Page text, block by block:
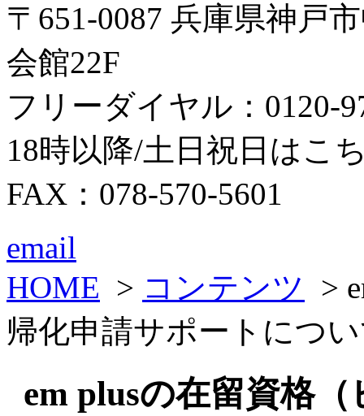
〒651-0087 兵庫県神戸
会館22F
フリーダイヤル：0120-
18時以降/土日祝日はこ
FAX：078-570-5601
email
HOME > コンテンツ
>
帰化申請サポートにつ
em plusの在留資格